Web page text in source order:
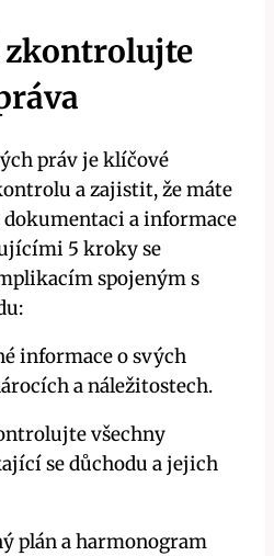
zkontrolujte
práv je klíčové
a‍ zajistit, že máte
a informace
⁤5 kroky se
spojeným s
informace​ o svých
a náležitostech.
všechny
se⁤ důchodu a jejich
plán a harmonogram